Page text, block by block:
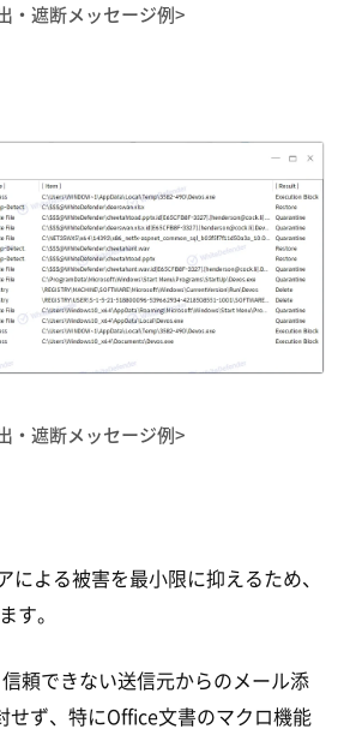
・遮断メッセージ例>
・遮断メッセージ例>
による被害を最小限に抑えるため、
す。
信頼できない送信元からのメール添
せず、特にOffice文書のマクロ機能